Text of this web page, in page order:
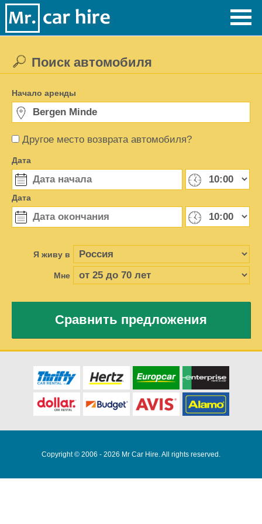
Другое место возврата автомобиля?
Поиск автомобиля
Начало аренды
Дата
Дата
Я живу в
Мне
Сравнить предложения
Copyright © 2006 - 2026 Mr Car Hire. All rights reserved.